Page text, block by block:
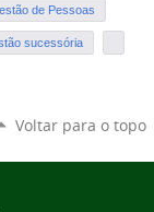
de Pessoas
sucessória
Voltar para o topo